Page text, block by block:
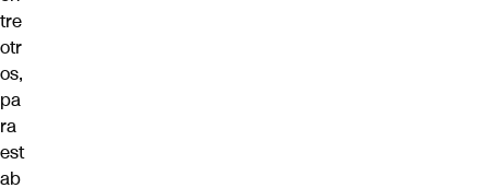
tre
otr
os,
pa
ra
est
ab